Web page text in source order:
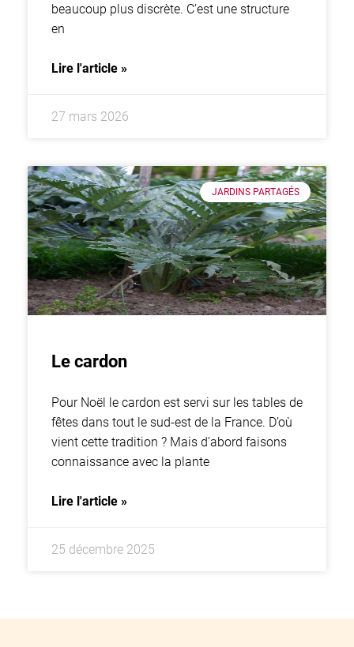
beaucoup plus discrète. C’est une structure
en
Lire l'article »
27 mars 2026
JARDINS PARTAGÉS
Le cardon
Pour Noël le cardon est servi sur les tables de
fêtes dans tout le sud-est de la France. D’où
vient cette tradition ? Mais d’abord faisons
connaissance avec la plante
Lire l'article »
25 décembre 2025